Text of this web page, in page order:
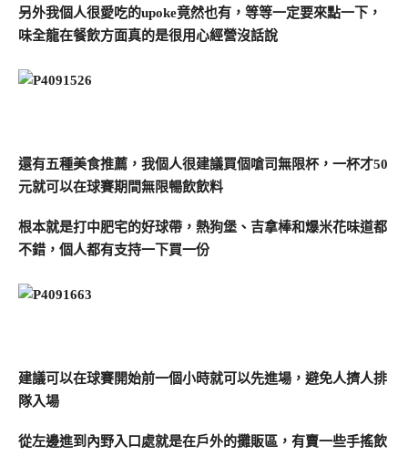
另外我個人很愛吃的upoke竟然也有，等等一定要來點一下，
味全龍在餐飲方面真的是很用心經營沒話說
還有五種美食推薦，我個人很建議買個嗆司無限杯，一杯才50
元就可以在球賽期間無限暢飲飲料
根本就是打中肥宅的好球帶，熱狗堡、吉拿棒和爆米花味道都
不錯，個人都有支持一下買一份
建議可以在球賽開始前一個小時就可以先進場，避免人擠人排
隊入場
從左邊進到內野入口處就是在戶外的攤販區，有賣一些手搖飲